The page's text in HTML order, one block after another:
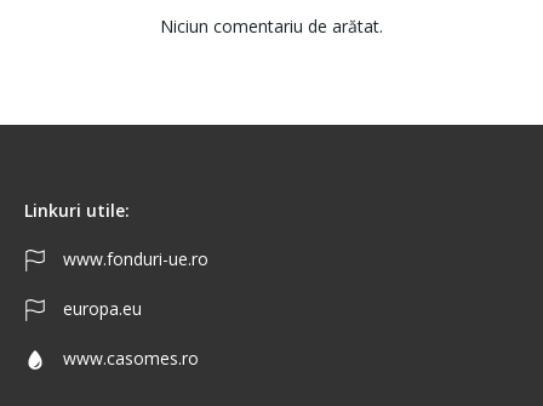
Niciun comentariu de arătat.
Linkuri utile:
www.fonduri-ue.ro
europa.eu
www.casomes.ro